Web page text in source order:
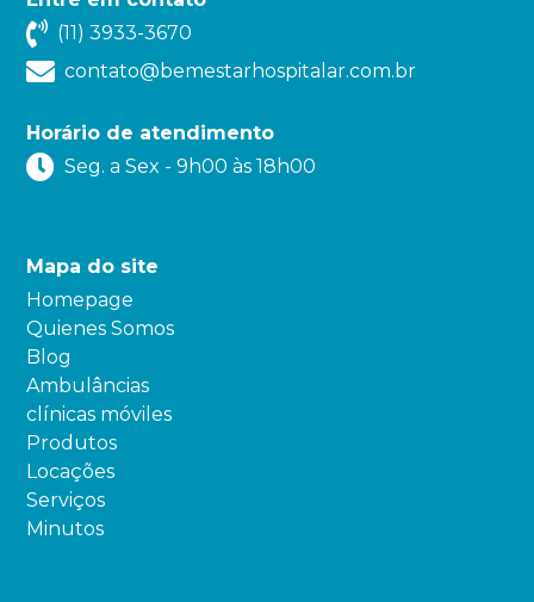
(11) 3933-3670
contato@bemestarhospitalar.com.br
Horário de atendimento
Seg. a Sex - 9h00 às 18h00
Mapa do site
Homepage
Quienes Somos
Blog
Ambulâncias
clínicas móviles
Produtos
Locações
Serviços
Minutos